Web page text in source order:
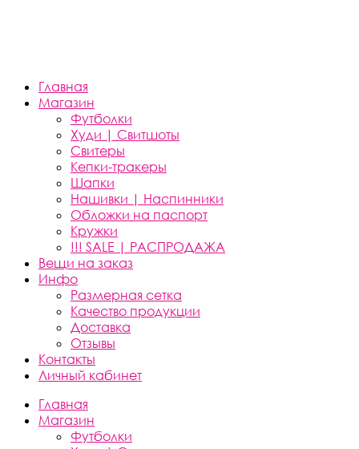
Главная
Магазин
Футболки
Худи | Свитшоты
Свитеры
Кепки-тракеры
Шапки
Нашивки | Наспинники
Обложки на паспорт
Кружки
!!! SALE | РАСПРОДАЖА
Вещи на заказ
Инфо
Размерная сетка
Качество продукции
Доставка
Отзывы
Контакты
Личный кабинет
Главная
Магазин
Футболки